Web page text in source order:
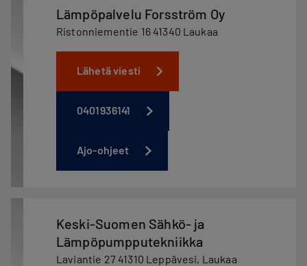
Lämpöpalvelu Forsström Oy
Ristonniementie 16 41340 Laukaa
Lähetä viesti
0401936141
Ajo-ohjeet
Keski-Suomen Sähkö- ja
Lämpöpumpputekniikka
Laviantie 27 41310 Leppävesi, Laukaa